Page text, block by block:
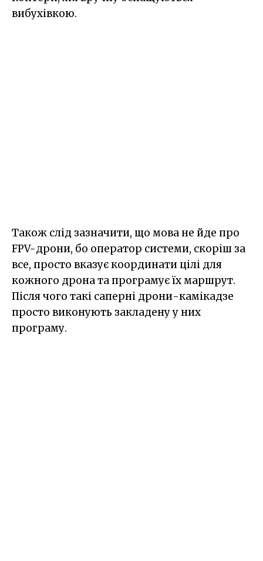
вибухівкою.
Також слід зазначити, що мова не йде про
FPV-дрони, бо оператор системи, скоріш за
все, просто вказує координати цілі для
кожного дрона та програмує їх маршрут.
Після чого такі саперні дрони-камікадзе
просто виконують закладену у них
програму.